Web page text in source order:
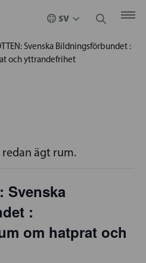
Svenska Bildningsförbundet :
och yttrandefrihet
ägt rum.
Svenska
:
om hatprat och